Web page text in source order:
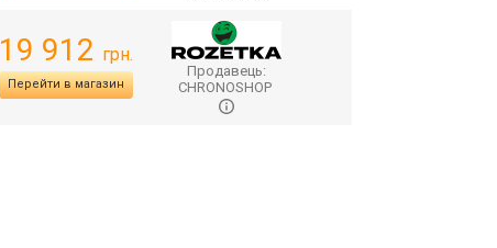
19 912 грн.
Перейти в магазин
Продавець:
CHRONOSHOP